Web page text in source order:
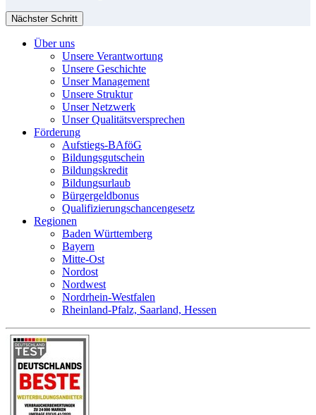
Nächster Schritt
Über uns
Unsere Verantwortung
Unsere Geschichte
Unser Management
Unsere Struktur
Unser Netzwerk
Unser Qualitätsversprechen
Förderung
Aufstiegs-BAföG
Bildungsgutschein
Bildungskredit
Bildungsurlaub
Bürgergeldbonus
Qualifizierungschancengesetz
Regionen
Baden Württemberg
Bayern
Mitte-Ost
Nordost
Nordwest
Nordrhein-Westfalen
Rheinland-Pfalz, Saarland, Hessen